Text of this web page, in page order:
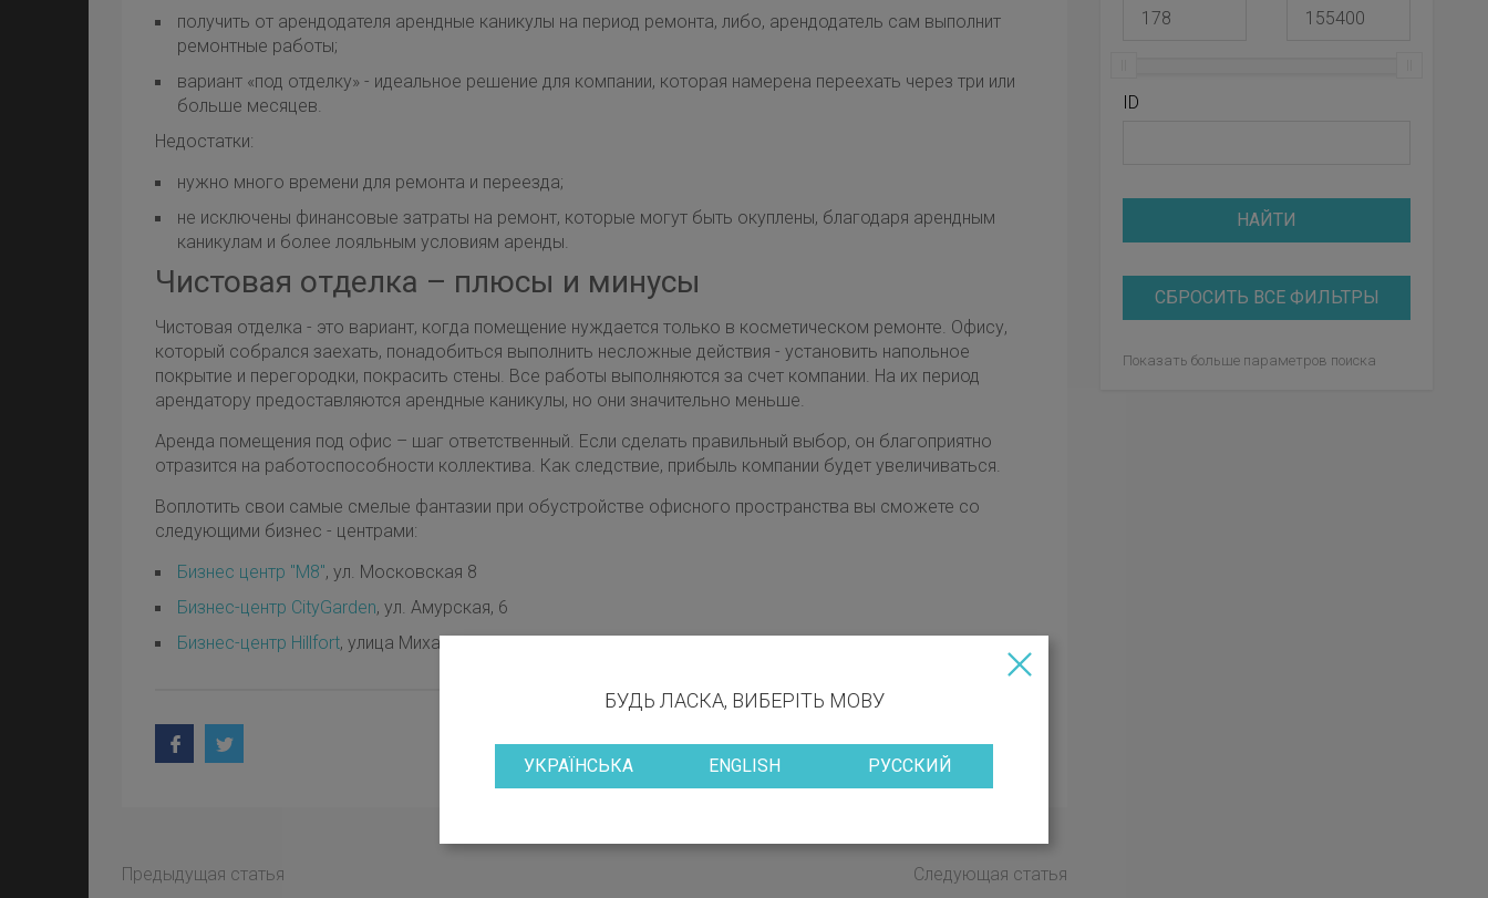
получить от арендодателя арендные каникулы на период ремонта, либо, арендодатель сам выполнит
ремонтные работы;
вариант «под отделку» - идеальное решение для компании, которая намерена переехать через три или
больше месяцев.
Недостатки:
нужно много времени для ремонта и переезда;
не исключены финансовые затраты на ремонт, которые могут быть окуплены, благодаря арендным
каникулам и более лояльным условиям аренды.
Чистовая отделка – плюсы и минусы
Чистовая отделка - это вариант, когда помещение нуждается только в косметическом ремонте. Офису,
который собрался заехать, понадобиться выполнить несложные действия - установить напольное
покрытие и перегородки, покрасить стены. Все работы выполняются за счет компании. На их период
арендатору предоставляются арендные каникулы, но они значительно меньше.
Аренда помещения под офис – шаг ответственный. Если сделать правильный выбор, он благоприятно
отразится на работоспособности коллектива. Как следствие, прибыль компании будет увеличиваться.
Воплотить свои самые смелые фантазии при обустройстве офисного пространства вы сможете со
следующими бизнес - центрами:
Бизнес центр "М8", ул. Московская 8
Бизнес-центр CityGarden, ул. Амурская, 6
Бизнес-центр Hillfort, улица Михайловская
Предыдущая статья Следующая статья
ID
НАЙТИ
СБРОСИТЬ ВСЕ ФИЛЬТРЫ
Показать больше параметров поиска
БУДЬ ЛАСКА, ВИБЕРІТЬ МОВУ
УКРАЇНСЬКА ENGLISH РУССКИЙ